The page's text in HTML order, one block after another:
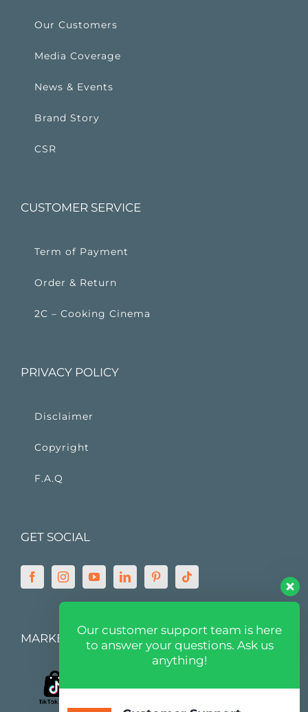
Our Customers
Media Coverage
News & Events
Brand Story
CSR
CUSTOMER SERVICE
Term of Payment
Order & Return
2C – Cooking Cinema
PRIVACY POLICY
Disclaimer
Copyright
F.A.Q
GET SOCIAL
MARKETPLACE
Our customer support team is here
to answer your questions. Ask us
anything!